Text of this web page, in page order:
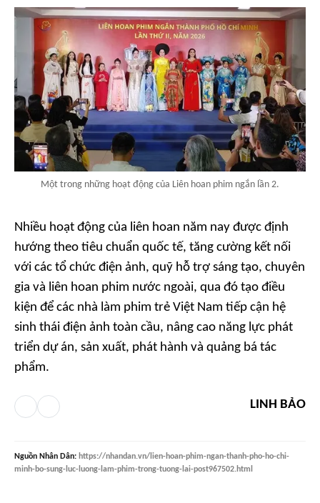
Một trong những hoạt động của Liên hoan phim ngắn lần 2.
Nhiều hoạt động của liên hoan năm nay được định
hướng theo tiêu chuẩn quốc tế, tăng cường kết nối
với các tổ chức điện ảnh, quỹ hỗ trợ sáng tạo, chuyên
gia và liên hoan phim nước ngoài, qua đó tạo điều
kiện để các nhà làm phim trẻ Việt Nam tiếp cận hệ
sinh thái điện ảnh toàn cầu, nâng cao năng lực phát
triển dự án, sản xuất, phát hành và quảng bá tác
phẩm.
LINH BẢO
Nguồn Nhân Dân: https://nhandan.vn/lien-hoan-phim-ngan-thanh-pho-ho-chi-
minh-bo-sung-luc-luong-lam-phim-trong-tuong-lai-post967502.html